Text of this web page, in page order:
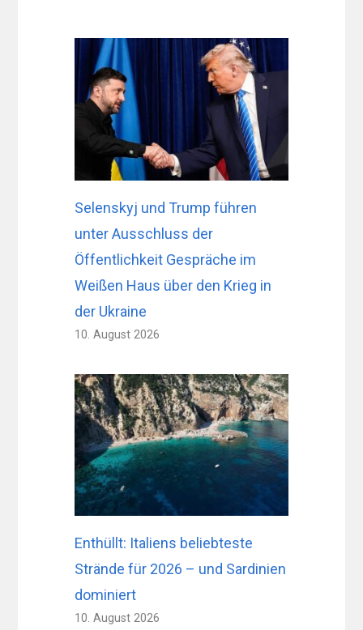
Selenskyj und Trump führen
unter Ausschluss der
Öffentlichkeit Gespräche im
Weißen Haus über den Krieg in
der Ukraine
10. August 2026
Enthüllt: Italiens beliebteste
Strände für 2026 – und Sardinien
dominiert
10. August 2026